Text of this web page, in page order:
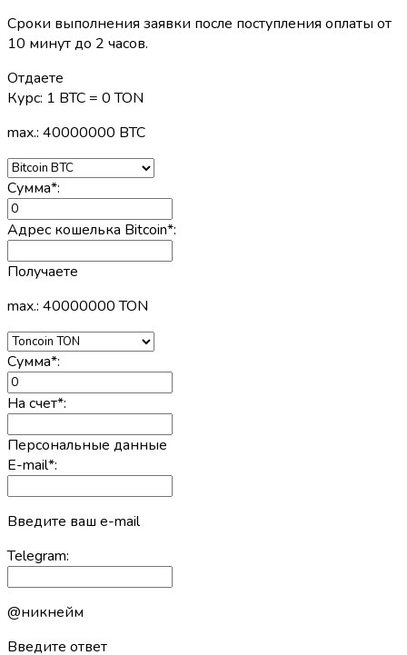
Сроки выполнения заявки после поступления оплаты от
10 минут до 2 часов.
Отдаете
Курс: 1 BTC = 0 TON
max.: 40000000 BTC
Сумма*:
Адрес кошелька Bitcoin*:
Получаете
max.: 40000000 TON
Сумма*:
На счет*:
Персональные данные
E-mail*:
Введите ваш e-mail
Telegram:
@никнейм
Введите ответ